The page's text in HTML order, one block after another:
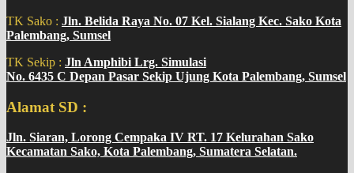
TK Sako : Jln. Belida Raya No. 07 Kel. Sialang Kec. Sako Kota
Palembang, Sumsel
TK Sekip : Jln Amphibi Lrg. Simulasi
No. 6435 C Depan Pasar Sekip Ujung Kota Palembang, Sumsel
Alamat SD :
Jln. Siaran, Lorong Cempaka IV RT. 17 Kelurahan Sako
Kecamatan Sako, Kota Palembang, Sumatera Selatan.